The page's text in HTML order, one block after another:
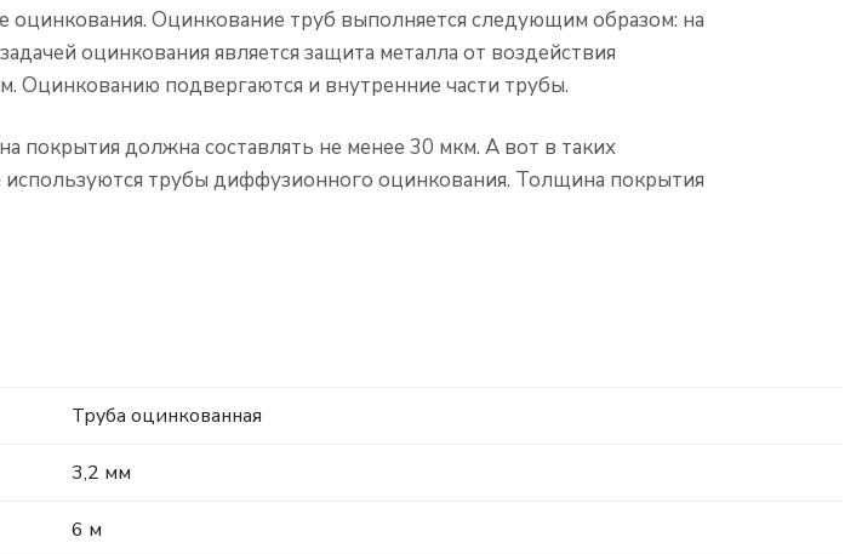
оцинкования. Оцинкование труб выполняется следующим образом: на
оцинкования является защита металла от воздействия
Оцинкованию подвергаются и внутренние части трубы.
покрытия должна составлять не менее 30 мкм. А вот в таких
используются трубы диффузионного оцинкования. Толщина покрытия
Труба оцинкованная
3,2 мм
6 м